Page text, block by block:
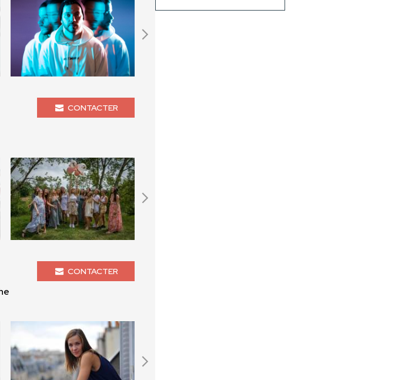
CONTACTER
CONTACTER